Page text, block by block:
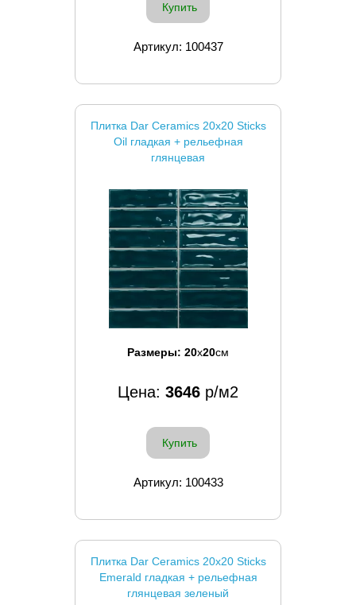
Купить
Артикул: 100437
Плитка Dar Ceramics 20x20 Sticks
Oil гладкая + рельефная
глянцевая
Размеры: 20x20см
Цена: 3646 р/м2
Купить
Артикул: 100433
Плитка Dar Ceramics 20x20 Sticks
Emerald гладкая + рельефная
глянцевая зеленый